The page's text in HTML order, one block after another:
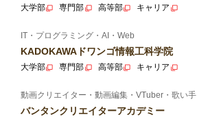
大学部 専門部 高等部 キャリア
IT・プログラミング・AI・Web
KADOKAWAドワンゴ情報工科学院
大学部 専門部 高等部 キャリア
動画クリエイター・動画編集・VTuber・歌い手
バンタンクリエイターアカデミー